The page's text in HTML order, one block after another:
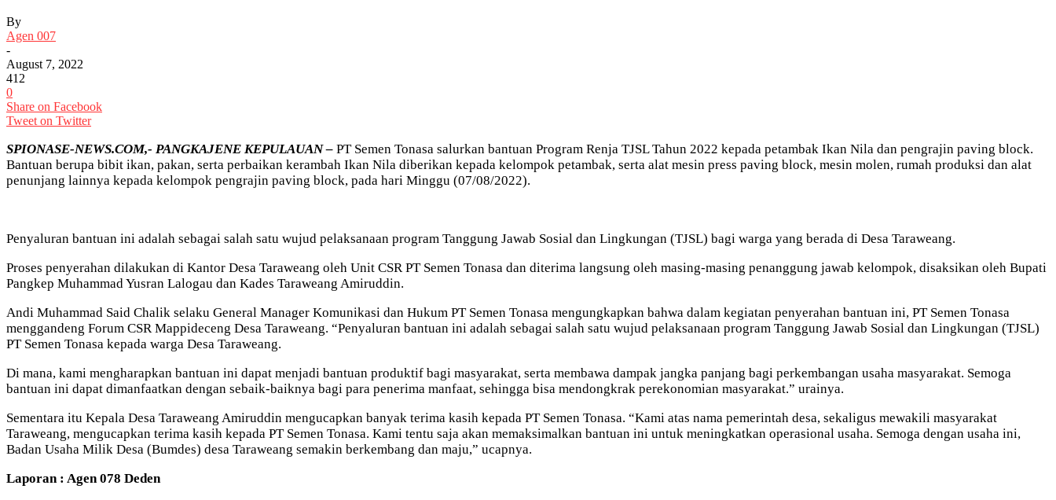
By
Agen 007
-
August 7, 2022
412
0
Share on Facebook
Tweet on Twitter
SPIONASE-NEWS.COM,- PANGKAJENE KEPULAUAN – PT Semen Tonasa salurkan bantuan Program Renja TJSL Tahun 2022 kepada petambak Ikan Nila dan pengrajin paving block.
Bantuan berupa bibit ikan, pakan, serta perbaikan kerambah Ikan Nila diberikan kepada kelompok petambak, serta alat mesin press paving block, mesin molen, rumah produksi dan alat
penunjang lainnya kepada kelompok pengrajin paving block, pada hari Minggu (07/08/2022).
Penyaluran bantuan ini adalah sebagai salah satu wujud pelaksanaan program Tanggung Jawab Sosial dan Lingkungan (TJSL) bagi warga yang berada di Desa Taraweang.
Proses penyerahan dilakukan di Kantor Desa Taraweang oleh Unit CSR PT Semen Tonasa dan diterima langsung oleh masing-masing penanggung jawab kelompok, disaksikan oleh Bupati
Pangkep Muhammad Yusran Lalogau dan Kades Taraweang Amiruddin.
Andi Muhammad Said Chalik selaku General Manager Komunikasi dan Hukum PT Semen Tonasa mengungkapkan bahwa dalam kegiatan penyerahan bantuan ini, PT Semen Tonasa
menggandeng Forum CSR Mappideceng Desa Taraweang. “Penyaluran bantuan ini adalah sebagai salah satu wujud pelaksanaan program Tanggung Jawab Sosial dan Lingkungan (TJSL)
PT Semen Tonasa kepada warga Desa Taraweang.
Di mana, kami mengharapkan bantuan ini dapat menjadi bantuan produktif bagi masyarakat, serta membawa dampak jangka panjang bagi perkembangan usaha masyarakat. Semoga
bantuan ini dapat dimanfaatkan dengan sebaik-baiknya bagi para penerima manfaat, sehingga bisa mendongkrak perekonomian masyarakat.” urainya.
Sementara itu Kepala Desa Taraweang Amiruddin mengucapkan banyak terima kasih kepada PT Semen Tonasa. “Kami atas nama pemerintah desa, sekaligus mewakili masyarakat
Taraweang, mengucapkan terima kasih kepada PT Semen Tonasa. Kami tentu saja akan memaksimalkan bantuan ini untuk meningkatkan operasional usaha. Semoga dengan usaha ini,
Badan Usaha Milik Desa (Bumdes) desa Taraweang semakin berkembang dan maju,” ucapnya.
Laporan : Agen 078 Deden